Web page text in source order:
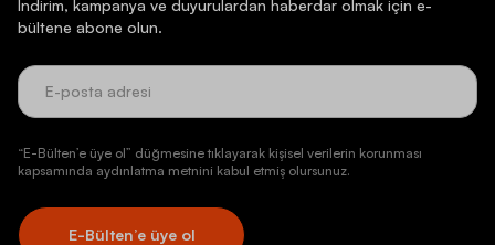
İndirim, kampanya ve duyurulardan haberdar olmak için e-
bültene abone olun.
“E-Bülten’e üye ol” düğmesine tıklayarak kişisel verilerin korunması
kapsamında aydınlatma metnini kabul etmiş olursunuz.
E-Bülten’e üye ol